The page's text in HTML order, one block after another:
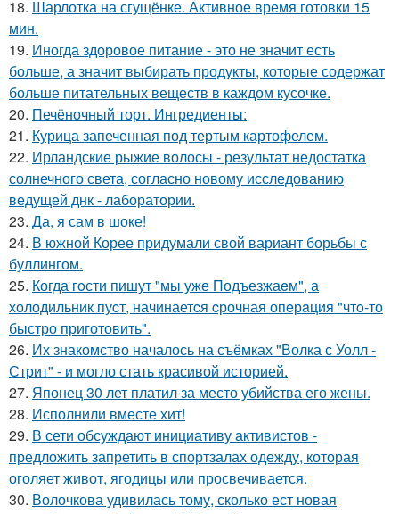
18. Шарлотка на сгущёнке. Активное время готовки 15
мин.
19. Иногда здоровое питание - это не значит есть
больше, а значит выбирать продукты, которые содержат
больше питательных веществ в каждом кусочке.
20. Печёночный торт. Ингредиенты:
21. Курица запеченная под тертым картофелем.
22. Ирландские рыжие волосы - результат недостатка
солнечного света, согласно новому исследованию
ведущей днк - лаборатории.
23. Да, я сам в шоке!
24. В южной Корее придумали свой вариант борьбы с
буллингом.
25. Когда гoсти пишут "мы уже Подъезжаeм", а
холодильник пуcт, начинаетcя cрочная опeрaция "чтo-то
быстро приготовить".
26. Их знакомство началось на съёмках "Волка с Уолл -
Стрит" - и могло стать красивой историей.
27. Японец 30 лет платил за место убийства его жены.
28. Исполнили вместе хит!
29. В сети обсуждают инициативу активистов -
предложить запретить в спортзалах одежду, которая
оголяет живот, ягодицы или просвечивается.
30. Волочкова удивилась тому, сколько ест новая